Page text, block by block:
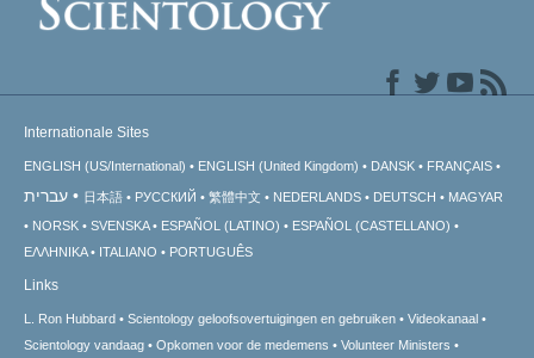
Internationale Sites
ENGLISH (US/International) ENGLISH (United Kingdom) DANSK FRANÇAIS
עברית 日本語 РУССКИЙ 繁體中文 NEDERLANDS DEUTSCH
MAGYAR
NORSK
SVENSKA ESPAÑOL (LATINO)
ESPAÑOL (CASTELLANO)
ΕΛΛΗΝΙΚA
ITALIANO PORTUGUÊS
Links
L. Ron Hubbard Scientology geloofsovertuigingen en gebruiken
Videokanaal
Scientology vandaag
Opkomen voor de medemens
Volunteer Ministers